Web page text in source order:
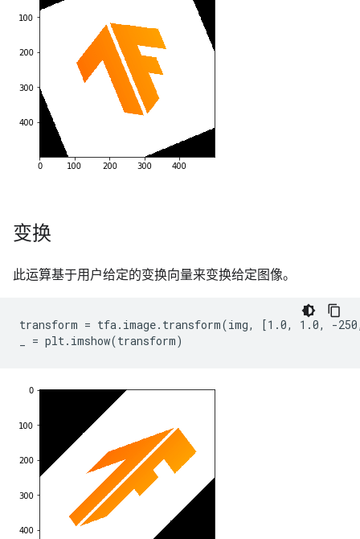
变换
此运算基于用户给定的变换向量来变换给定图像。
transform = tfa.image.transform(img, [1.0, 1.0, -